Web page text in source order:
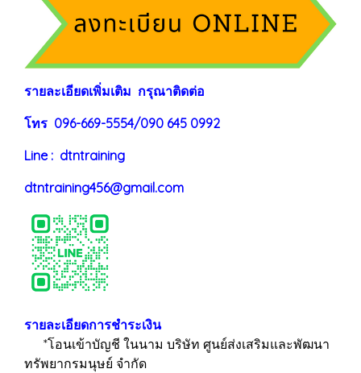
รายละเอียดเพิ่มเติม กรุณาติดต่อ
โทร 096-669-5554/090 645 0992
Line : dtntraining
dtntraining456@gmail.com
รายละเอียดการชำระเงิน
*โอนเข้าบัญชี ในนาม บริษัท ศูนย์ส่งเสริมและพัฒนา
ทรัพยากรมนุษย์ จำกัด